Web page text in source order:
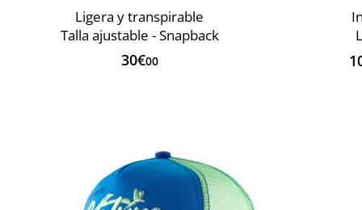
Ligera y transpirable
Talla ajustable - Snapback
30€00